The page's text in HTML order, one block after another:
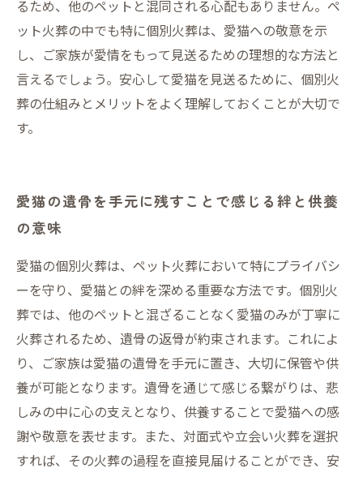
るため、他のペットと混同される心配もありません。ペ
ット火葬の中でも特に個別火葬は、愛猫への敬意を示
し、ご家族が愛情をもって見送るための理想的な方法と
言えるでしょう。安心して愛猫を見送るために、個別火
葬の仕組みとメリットをよく理解しておくことが大切で
す。
愛猫の遺骨を手元に残すことで感じる絆と供養
の意味
愛猫の個別火葬は、ペット火葬において特にプライバシ
ーを守り、愛猫との絆を深める重要な方法です。個別火
葬では、他のペットと混ざることなく愛猫のみが丁寧に
火葬されるため、遺骨の返骨が約束されます。これによ
り、ご家族は愛猫の遺骨を手元に置き、大切に保管や供
養が可能となります。遺骨を通じて感じる繋がりは、悲
しみの中に心の支えとなり、供養することで愛猫への感
謝や敬意を表せます。また、対面式や立会い火葬を選択
すれば、その火葬の過程を直接見届けることができ、安